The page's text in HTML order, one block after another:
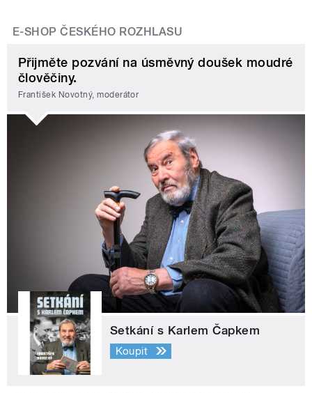
E-SHOP ČESKÉHO ROZHLASU
Přijměte pozvání na úsměvný doušek moudré
člověčiny.
František Novotný, moderátor
Setkání s Karlem Čapkem
Koupit